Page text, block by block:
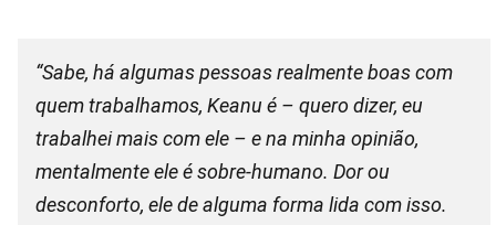
“Sabe, há algumas pessoas realmente boas com
quem trabalhamos, Keanu é – quero dizer, eu
trabalhei mais com ele – e na minha opinião,
mentalmente ele é sobre-humano. Dor ou
desconforto, ele de alguma forma lida com isso.